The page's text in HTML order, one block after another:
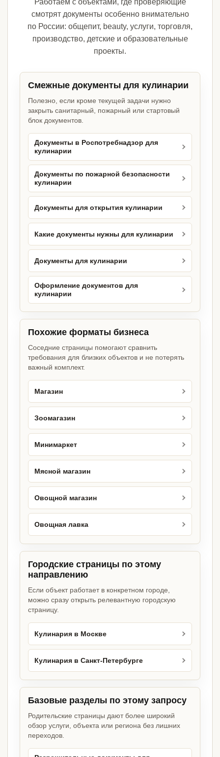
Работаем с объектами, где проверяющие
смотрят документы особенно внимательно
по России: общепит, beauty, услуги, торговля,
производство, детские и образовательные
проекты.
Смежные документы для кулинарии
Полезно, если кроме текущей задачи нужно
закрыть санитарный, пожарный или стартовый
блок документов.
Документы в Роспотребнадзор для
кулинарии
Документы по пожарной безопасности
кулинарии
Документы для открытия кулинарии
Какие документы нужны для кулинарии
Документы для кулинарии
Оформление документов для
кулинарии
Похожие форматы бизнеса
Соседние страницы помогают сравнить
требования для близких объектов и не потерять
важный комплект.
Магазин
Зоомагазин
Минимаркет
Мясной магазин
Овощной магазин
Овощная лавка
Городские страницы по этому
направлению
Если объект работает в конкретном городе,
можно сразу открыть релевантную городскую
страницу.
Кулинария в Москве
Кулинария в Санкт-Петербурге
Базовые разделы по этому запросу
Родительские страницы дают более широкий
обзор услуги, объекта или региона без лишних
переходов.